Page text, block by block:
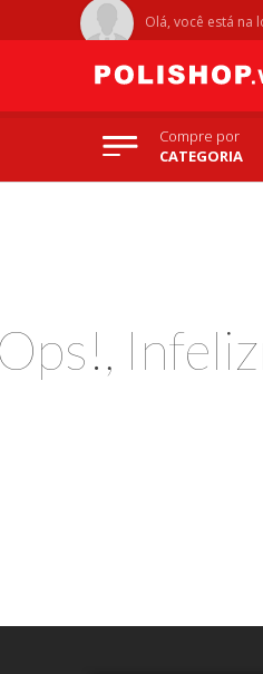
Olá, você está na
Compre por
CATEGORIA